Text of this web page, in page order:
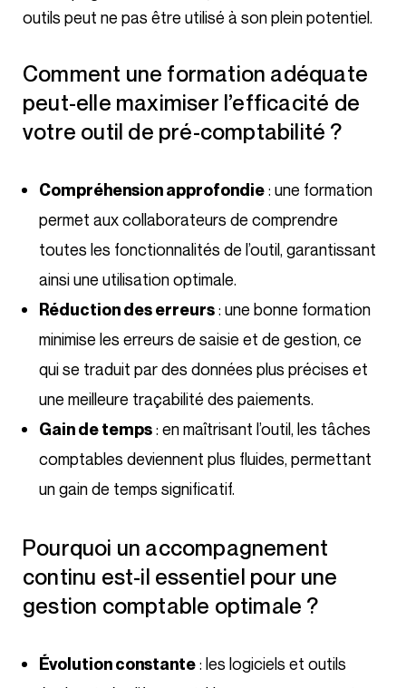
outils peut ne pas être utilisé à son plein potentiel.
Comment une formation adéquate
peut-elle maximiser l’efficacité de
votre outil de pré-comptabilité ?
Compréhension approfondie: une formation
permet aux collaborateurs de comprendre
toutes les fonctionnalités de l’outil, garantissant
ainsi une utilisation optimale.
Réduction des erreurs: une bonne formation
minimise les erreurs de saisie et de gestion, ce
qui se traduit par des données plus précises et
une meilleure traçabilité des paiements.
Gain de temps: en maîtrisant l’outil, les tâches
comptables deviennent plus fluides, permettant
un gain de temps significatif.
Pourquoi un accompagnement
continu est-il essentiel pour une
gestion comptable optimale ?
Évolution constante: les logiciels et outils